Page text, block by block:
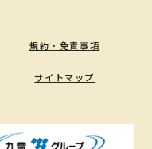
規約・免責事項
サイトマップ